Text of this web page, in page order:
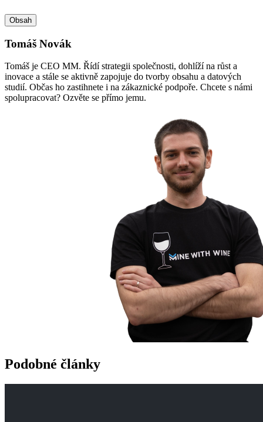
Obsah
Tomáš Novák
Tomáš je CEO MM. Řídí strategii společnosti, dohlíží na růst a
inovace a stále se aktivně zapojuje do tvorby obsahu a datových
studií. Občas ho zastihnete i na zákaznické podpoře. Chcete s námi
spolupracovat? Ozvěte se přímo jemu.
Podobné články